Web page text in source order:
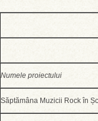
Numele proiectului
Săptămâna Muzicii Rock în